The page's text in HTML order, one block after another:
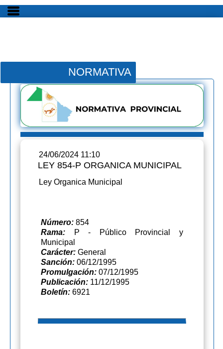
NORMATIVA
24/06/2024 11:10
LEY 854-P ORGANICA MUNICIPAL
Ley Organica Municipal
Número: 854
Rama:
P - Público Provincial y
Municipal
Carácter: General
Sanción: 06/12/1995
Promulgación: 07/12/1995
Publicación: 11/12/1995
Boletín: 6921